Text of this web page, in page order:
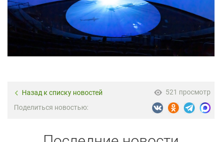
Назад к списку новостей
521 просмотр
Поделиться новостью: